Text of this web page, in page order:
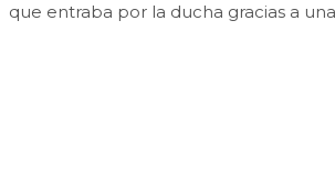
que entraba por la ducha gracias a